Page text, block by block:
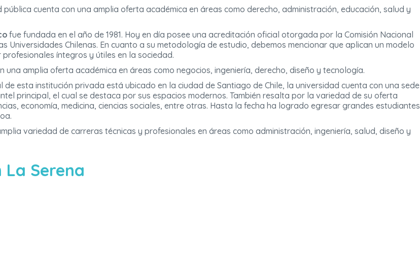
pública cuenta con una amplia oferta académica en áreas como derecho, administración, educación, salud y
fue fundada en el año de 1981. Hoy en día posee una acreditación oficial otorgada por la Comisión Nacional
Universidades Chilenas. En cuanto a su metodología de estudio, debemos mencionar que aplican un modelo
íntegros y útiles en la sociedad.
una amplia oferta académica en áreas como negocios, ingeniería, derecho, diseño y tecnología.
de esta institución privada está ubicado en la ciudad de Santiago de Chile, la universidad cuenta con una sede
principal, el cual se destaca por sus espacios modernos. También resalta por la variedad de su oferta
economía, medicina, ciencias sociales, entre otras. Hasta la fecha ha logrado egresar grandes estudiantes
variedad de carreras técnicas y profesionales en áreas como administración, ingeniería, salud, diseño y
La Serena